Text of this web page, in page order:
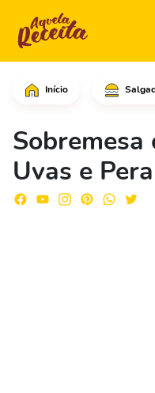
Início
Sobremesa
Uvas e Pera
Em uma